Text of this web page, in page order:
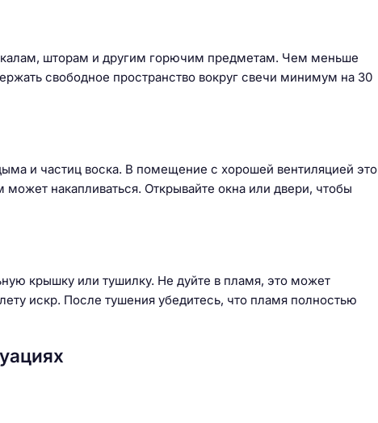
шторам и другим горючим предметам. Чем меньше
свободное пространство вокруг свечи минимум на 30
и частиц воска. В помещение с хорошей вентиляцией это
накапливаться. Открывайте окна или двери, чтобы
крышку или тушилку. Не дуйте в пламя, это может
искр. После тушения убедитесь, что пламя полностью